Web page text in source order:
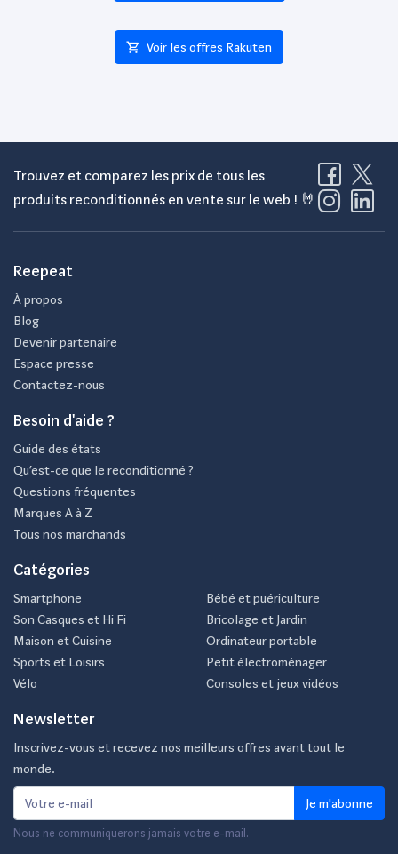
Voir les offres Rakuten
Trouvez et comparez les prix de tous les
produits reconditionnés en vente sur le web ! 🤘
Reepeat
À propos
Blog
Devenir partenaire
Espace presse
Contactez-nous
Besoin d'aide ?
Guide des états
Qu’est-ce que le reconditionné ?
Questions fréquentes
Marques A à Z
Tous nos marchands
Catégories
Smartphone
Son Casques et Hi Fi
Maison et Cuisine
Sports et Loisirs
Vélo
Bébé et puériculture
Bricolage et Jardin
Ordinateur portable
Petit électroménager
Consoles et jeux vidéos
Newsletter
Inscrivez-vous et recevez nos meilleurs offres avant tout le
monde.
Je m'abonne
Nous ne communiquerons jamais votre e-mail.